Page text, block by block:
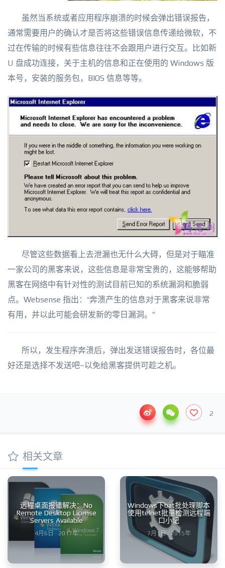
虽然当系统或者应用程序崩溃的时候会弹出错误报告，
通常需要用户的确认才是否将这些错误信息传递给微软，不
过在传输的时候有些信息往往不会跟用户进行交互。比如新
U 盘成功连接，关于主机的信息和正在使用的 Windows 版
本号，安装的服务包，BIOS 信息等等。
尽管这些数据看上去泄漏也无什么大碍，但是对于瞄准
一家公司的黑客来说，这些信息是非常宝贵的，这能够帮助
黑客在网络中有针对性的测试目前已知的系统漏洞和脆弱
点。Websense 指出：“奔溃产生的信息对于黑客来说非常
有用，并以此可能会研发新的零日漏洞。”
所以，发生程序奔溃后，弹出发送错误报告时，各位最
好还是选择不发送吧~以免给黑客提供可趁之机。
2
相关文章
远程桌面报错解决：No
Remote Desktop License
Servers Available
4月6日 · 2017年
Windows下bat批处理脚本
使用telnet批量检测远程端
口小记
7月1日 · 2015年